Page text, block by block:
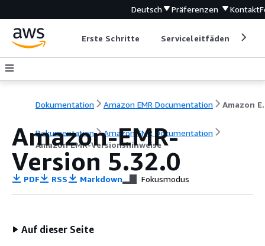
Deutsch Präferenzen Kontakt
Erste Schritte Serviceleitfäden
Dokumentation Amazon EMR Documentation
Dokumentation
Amazon EMR Documentation
Amazon EMR-Versionshinweise
Amazon-EMR-
Version 5.32.0
PDF RSS Markdown Fokusmodus
Auf dieser Seite